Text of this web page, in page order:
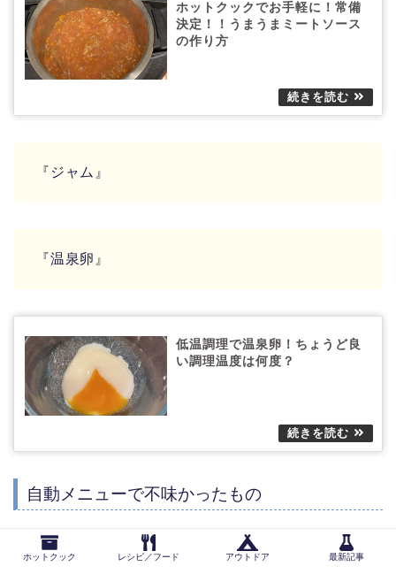
ホットクックでお手軽に！常備
決定！！うまうまミートソース
の作り方
『ジャム』
『温泉卵』
低温調理で温泉卵！ちょうど良
い調理温度は何度？
自動メニューで不味かったもの
改善のポイントは上記の でまとめています
ホットクック レシピ／フード アウトドア 最新記事